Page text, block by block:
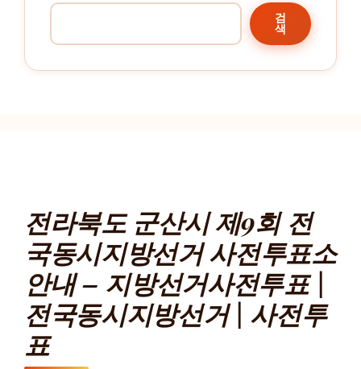
검
색
전라북도 군산시 제9회 전
국동시지방선거 사전투표소
안내 – 지방선거사전투표 |
전국동시지방선거 | 사전투
표